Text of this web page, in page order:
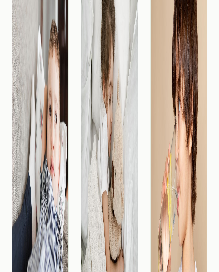
zdravstvene
okolnosti i
potrebe
beba često
razlikuju. D
dana?
Akutne
infekcije
diš